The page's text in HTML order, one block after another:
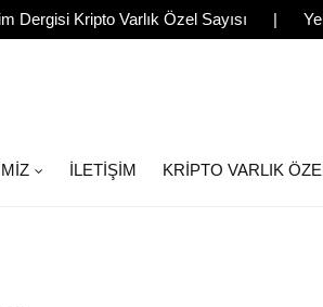
Dergisi Kripto Varlık Özel Sayısı |
İLETIŞIM KRIPTO VARLIK